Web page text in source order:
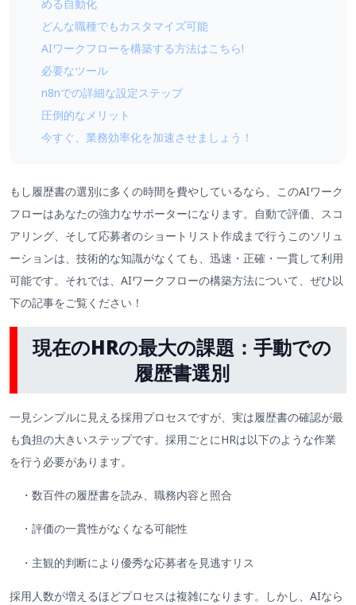
める自動化
どんな職種でもカスタマイズ可能
AIワークフローを構築する方法はこちら!
必要なツール
n8nでの詳細な設定ステップ
圧倒的なメリット
今すぐ、業務効率化を加速させましょう！
もし履歴書の選別に多くの時間を費やしているなら、このAIワーク
フローはあなたの強力なサポーターになります。自動で評価、スコ
アリング、そして応募者のショートリスト作成まで行うこのソリュ
ーションは、技術的な知識がなくても、迅速・正確・一貫して利用
可能です。それでは、AIワークフローの構築方法について、ぜひ以
下の記事をご覧ください！
現在のHRの最大の課題：手動での
履歴書選別
一見シンプルに見える採用プロセスですが、実は履歴書の確認が最
も負担の大きいステップです。採用ごとにHRは以下のような作業
を行う必要があります。
・数百件の履歴書を読み、職務内容と照合
・評価の一貫性がなくなる可能性
・主観的判断により優秀な応募者を見逃すリス
採用人数が増えるほどプロセスは複雑になります。しかし、AIなら